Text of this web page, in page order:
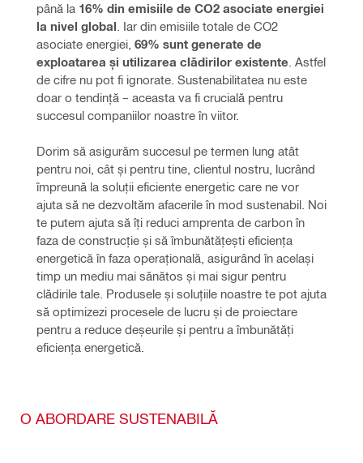
până la 16% din emisiile de CO2 asociate energiei
la nivel global . Iar din emisiile totale de CO2
asociate energiei, 69% sunt generate de
exploatarea și utilizarea clădirilor existente . Astfel
de cifre nu pot fi ignorate. Sustenabilitatea nu este
doar o tendință – aceasta va fi crucială pentru
succesul companiilor noastre în viitor.
Dorim să asigurăm succesul pe termen lung atât
pentru noi, cât și pentru tine, clientul nostru, lucrând
împreună la soluții eficiente energetic care ne vor
ajuta să ne dezvoltăm afacerile în mod sustenabil. Noi
te putem ajuta să îți reduci amprenta de carbon în
faza de construcție și să îmbunătățești eficiența
energetică în faza operațională, asigurând în același
timp un mediu mai sănătos și mai sigur pentru
clădirile tale. Produsele și soluțiile noastre te pot ajuta
să optimizezi procesele de lucru și de proiectare
pentru a reduce deșeurile și pentru a îmbunătăți
eficiența energetică.
O ABORDARE SUSTENABILĂ